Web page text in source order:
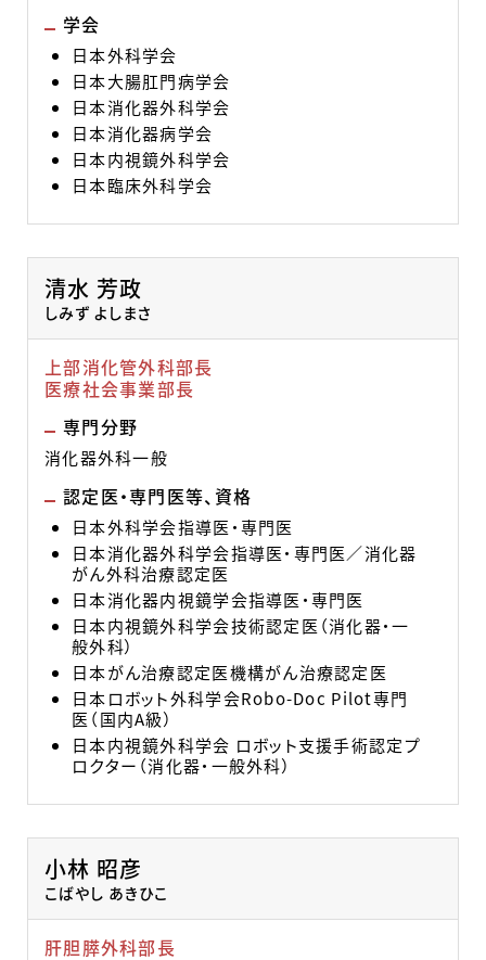
学会
日本外科学会
日本大腸肛門病学会
日本消化器外科学会
日本消化器病学会
日本内視鏡外科学会
日本臨床外科学会
清水 芳政
しみず よしまさ
上部消化管外科部長
医療社会事業部長
専門分野
消化器外科一般
認定医・専門医等、資格
日本外科学会指導医・専門医
日本消化器外科学会指導医・専門医／消化器
がん外科治療認定医
日本消化器内視鏡学会指導医・専門医
日本内視鏡外科学会技術認定医（消化器・一
般外科）
日本がん治療認定医機構がん治療認定医
日本ロボット外科学会Robo-Doc Pilot専門
医（国内A級）
日本内視鏡外科学会 ロボット支援手術認定プ
ロクター（消化器・一般外科）
小林 昭彦
こばやし あきひこ
肝胆膵外科部長